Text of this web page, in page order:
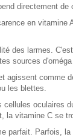
directement de
en vitamine
des larmes.
sources d'oméga
agissent comme
les blettes.
oculaires
vitamine C se
parfait. Parfois,